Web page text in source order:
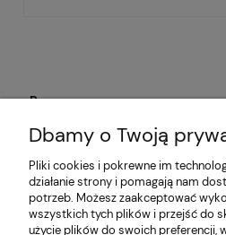
Pomoc
Aktualności
Moje konto
Płatności i dostawa
Dbamy o Twoją
Pliki cookies i pokrewne im
działanie strony i pomagają nam
potrzeb. Możesz zaakceptować
wszystkich tych plików i przejść do
użycie plików do swoich preferencji,